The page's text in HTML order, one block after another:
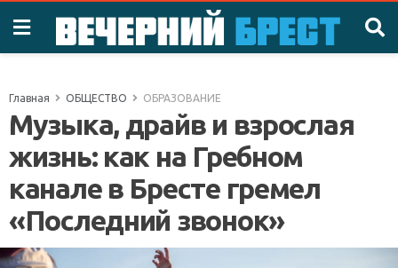
Главная ОБЩЕСТВО ОБРАЗОВАНИЕ
Музыка, драйв и взрослая
жизнь: как на Гребном
канале в Бресте гремел
«Последний звонок»